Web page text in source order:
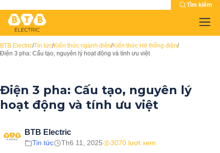
Tìm kiếm
BTB Electric/Tin tức/Kiến thức ngành điện/Kiến thức Hệ thống điện/
Điện 3 pha: Cấu tạo, nguyên lý hoạt động và tính ưu việt
Điện 3 pha: Cấu tạo, nguyên lý
hoạt động và tính ưu việt
BTB Electric
Tin tức Th6 11, 2025 3070 lượt xem